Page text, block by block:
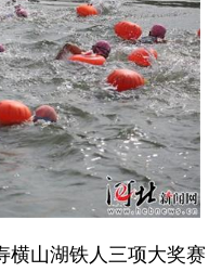
山湖铁人三项大奖赛